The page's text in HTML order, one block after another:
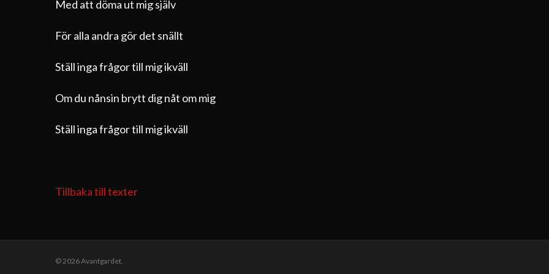
Med att döma ut mig själv
För alla andra gör det snällt
Ställ inga frågor till mig ikväll
Om du nånsin brytt dig nåt om mig
Ställ inga frågor till mig ikväll
Tillbaka till texter
© 2026 Avantgardet.